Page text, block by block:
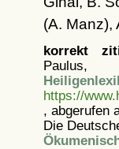
(A. Manz),
korrekt
https://
, abgerufen
Die